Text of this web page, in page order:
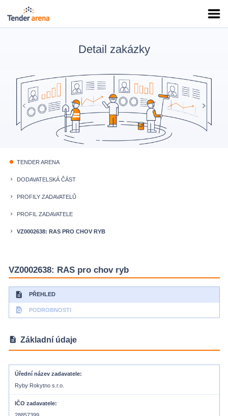
Detail zakázky
fiber_manual_record TENDER ARENA
keyboard_arrow_right DODAVATELSKÁ ČÁST
keyboard_arrow_right PROFILY ZADAVATELŮ
keyboard_arrow_right PROFIL ZADAVATELE
keyboard_arrow_right VZ0002638: RAS PRO CHOV RYB
VZ0002638: RAS pro chov ryb
description PŘEHLED
find_in_page PODROBNOSTI
description Základní údaje
Úřední název zadavatele
Ryby Rokytno s.r.o.
IČO zadavatele